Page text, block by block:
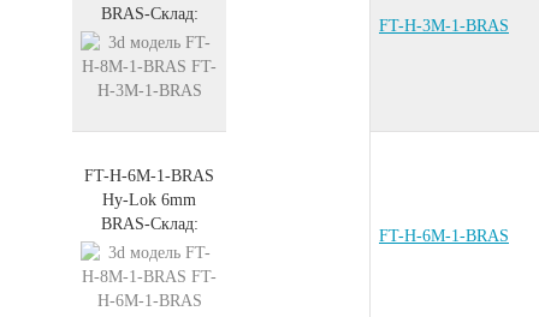
BRAS-Склад:
FT-H-3M-1-BRAS
FT-H-6M-1-BRAS
Hy-Lok 6mm
BRAS-Склад:
FT-H-6M-1-BRAS